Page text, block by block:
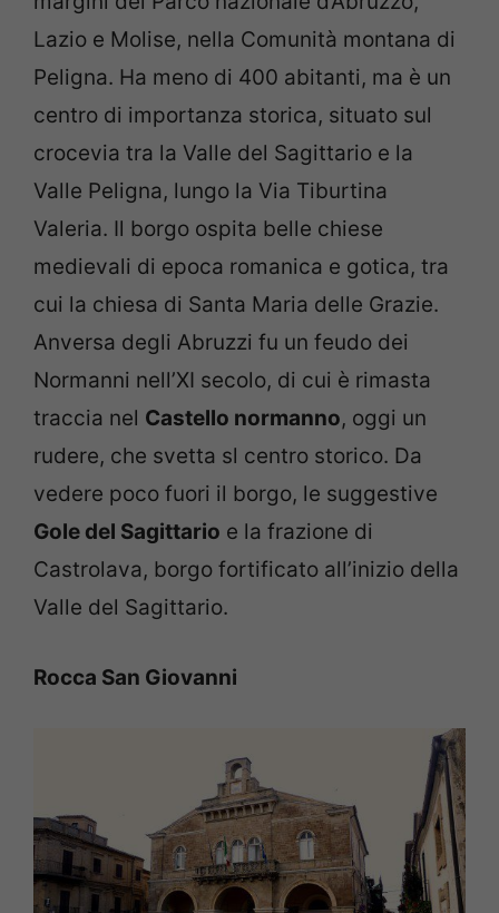
Lazio e Molise, nella Comunità montana di
Peligna. Ha meno di 400 abitanti, ma è un
centro di importanza storica, situato sul
crocevia tra la Valle del Sagittario e la
Valle Peligna, lungo la Via Tiburtina
Valeria. Il borgo ospita belle chiese
medievali di epoca romanica e gotica, tra
cui la chiesa di Santa Maria delle Grazie.
Anversa degli Abruzzi fu un feudo dei
Normanni nell’XI secolo, di cui è rimasta
traccia nel Castello normanno, oggi un
rudere, che svetta sl centro storico. Da
vedere poco fuori il borgo, le suggestive
Gole del Sagittario e la frazione di
Castrolava, borgo fortificato all’inizio della
Valle del Sagittario.
Rocca San Giovanni